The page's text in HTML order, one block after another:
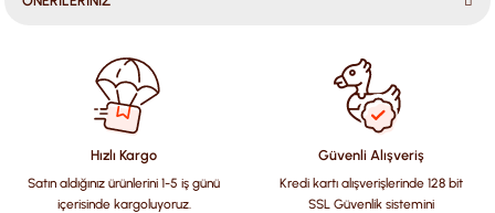
konularda yetersiz gördüğünüz noktaları öneri formunu
kullanarak tarafımıza iletebilirsiniz.
Görüş ve önerileriniz için teşekkür ederiz.
Ürün resmi kalitesiz, bozuk veya görüntülenemiyor.
Hızlı Kargo
Satın aldığınız ürünlerini 1-5 iş günü
içerisinde kargoluyoruz.
Güvenli Alışveriş
Kredi kartı alışverişlerinde 128 bit
SSL Güvenlik sistemini